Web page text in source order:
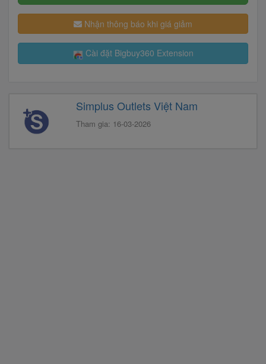
Nhận thông báo khi giá giảm
Cài đặt Bigbuy360 Extension
Simplus Outlets Việt Nam
Tham gia: 16-03-2026